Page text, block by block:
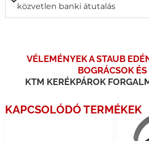
közvetlen banki átutalás
VÉLEMÉNYEK A STAUB
BOGRÁCSOK ÉS
KTM KERÉKPÁROK
KAPCSOLÓDÓ TERMÉKEK